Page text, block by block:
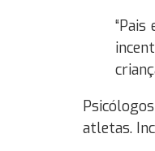
atletas.